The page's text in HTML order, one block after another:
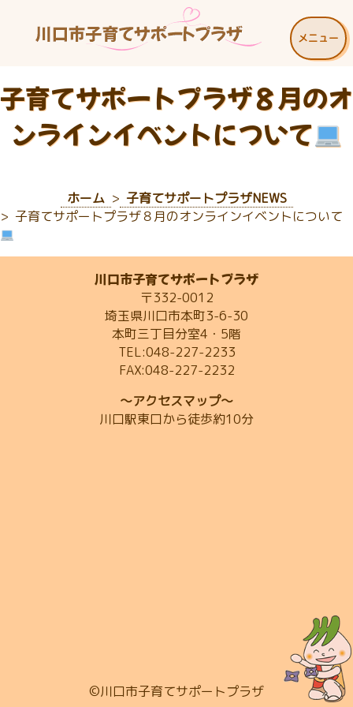
子育てサポートプラザ８月のオ
ンラインイベントについて
ホーム
子育てサポートプラザNEWS
子育てサポートプラザ８月のオンラインイベントについて
メニュー
川口市子育てサポートプラザ
〒332-0012
埼玉県川口市本町3-6-30
本町三丁目分室4・5階
TEL:048-227-2233
FAX:048-227-2232
～アクセスマップ～
川口駅東口から徒歩約10分
©川口市子育てサポートプラザ